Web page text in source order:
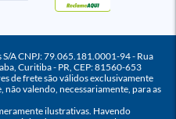
A CNPJ: 79.065.181.0001-94 - Rua
Curitiba - PR, CEP: 81560-653
de frete são válidos exclusivamente
não valendo, necessariamente, para as
ilustrativas. Havendo